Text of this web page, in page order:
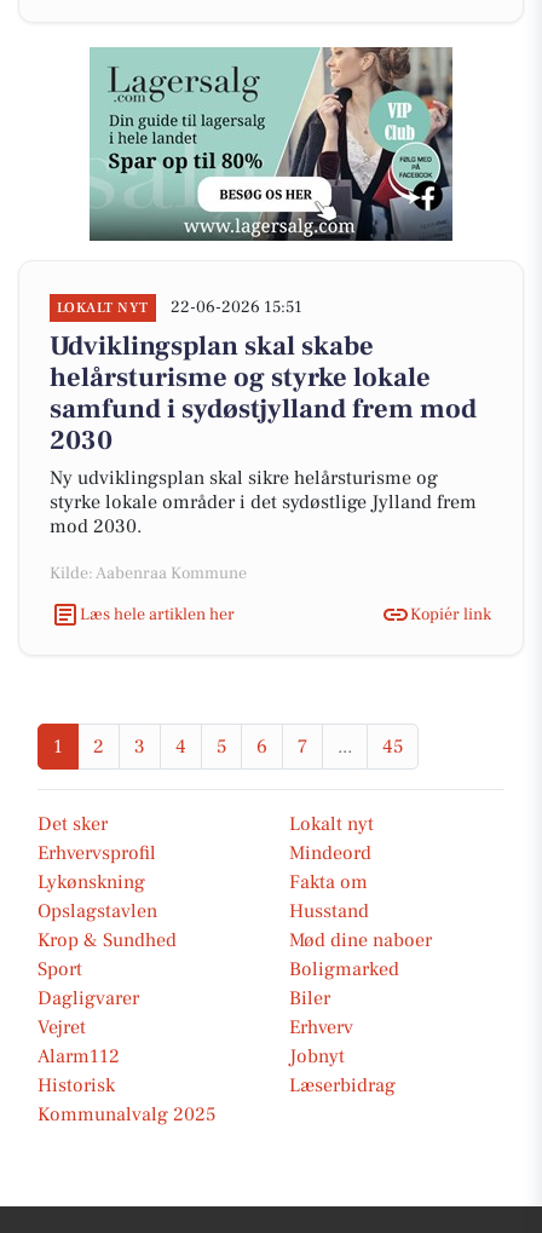
LOKALT NYT 22-06-2026 15:51
Udviklingsplan skal skabe
helårsturisme og styrke lokale
samfund i sydøstjylland frem mod
2030
Ny udviklingsplan skal sikre helårsturisme og
styrke lokale områder i det sydøstlige Jylland frem
mod 2030.
Kilde: Aabenraa Kommune
Læs hele artiklen her
Kopiér link
1 2 3 4 5 6 7 ... 45
Det sker
Lokalt nyt
Erhvervsprofil
Mindeord
Lykønskning
Fakta om
Opslagstavlen
Husstand
Krop & Sundhed
Mød dine naboer
Sport
Boligmarked
Dagligvarer
Biler
Vejret
Erhverv
Alarm112
Jobnyt
Historisk
Læserbidrag
Kommunalvalg 2025